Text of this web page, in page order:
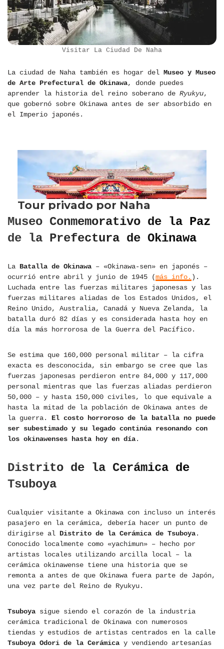
Visitar La Ciudad De Naha
La ciudad de Naha también es hogar del Museo y Museo
de Arte Prefectural de Okinawa, donde puedes
aprender la historia del reino soberano de Ryukyu,
que gobernó sobre Okinawa antes de ser absorbido en
el Imperio japonés.
Museo Conmemorativo de la Paz
de la Prefectura de Okinawa
La Batalla de Okinawa – «Okinawa-sen» en japonés –
ocurrió entre abril y junio de 1945 (más info. ).
Luchada entre las fuerzas militares japonesas y las
fuerzas militares aliadas de los Estados Unidos, el
Reino Unido, Australia, Canadá y Nueva Zelanda, la
batalla duró 82 días y es considerada hasta hoy en
día la más horrorosa de la Guerra del Pacífico.
Se estima que 160,000 personal militar – la cifra
exacta es desconocida, sin embargo se cree que las
fuerzas japonesas perdieron entre 84,000 y 117,000
personal mientras que las fuerzas aliadas perdieron
50,000 – y hasta 150,000 civiles, lo que equivale a
hasta la mitad de la población de Okinawa antes de
la guerra.
El costo horroroso de la batalla no puede
ser subestimado y su legado continúa resonando con
los okinawenses hasta hoy en día.
Distrito de la Cerámica de
Tsuboya
Cualquier visitante a Okinawa con incluso un interés
pasajero en la cerámica, debería hacer un punto de
dirigirse al Distrito de la Cerámica de Tsuboya.
Conocido localmente como «yachimun» – hecho por
artistas locales utilizando arcilla local – la
cerámica okinawense tiene una historia que se
remonta a antes de que Okinawa fuera parte de Japón,
una vez parte del Reino de Ryukyu.
Tsuboya sigue siendo el corazón de la industria
cerámica tradicional de Okinawa con numerosos
tiendas y estudios de artistas centrados en la calle
Tsuboya Odori de la Cerámica y vendiendo artesanías